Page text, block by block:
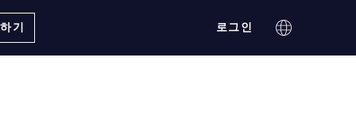
기 로그인